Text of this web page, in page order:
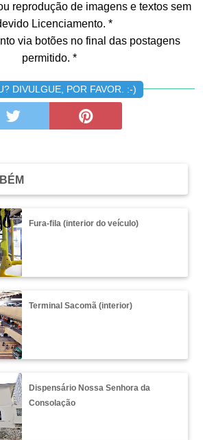
reprodução de imagens e textos sem
Licenciamento. *
via botões no final das postagens
permitido. *
DIVULGUE, POR FAVOR. :-)
Fura-fila (interior do veículo)
Terminal Sacomã (interior)
Dispensário Nossa Senhora da
Consolação